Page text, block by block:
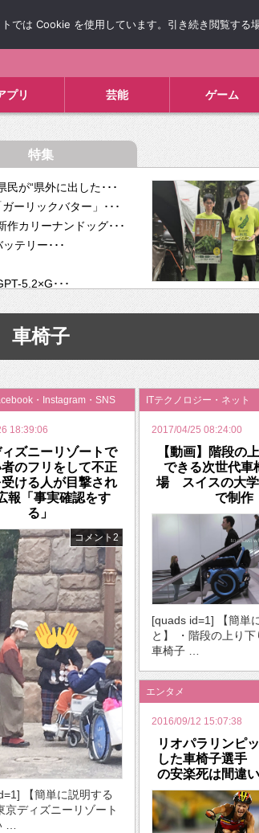
プリ 芸能 ゲーム
特集
民が“県外に出した･･･
ーリックバター」･･･
カリーナンドッグ･･･
テリー･･･
5.2×G･･･
･･･
”自分が今話し･･･
を渡す」 TE･･･
車椅子
・Instagram・SNS
18:39:06
ズニーリゾートで
のフリをして不正
ける人が目撃され
「事実確認をす
る」
コメント2
【簡単に説明する
京ディズニーリゾート
…
ITテクノロジー・ネット
2017/04/25 08:24:00
【動画】階段の
できる次世代車
場 スイスの大学
で制作
[quads id=1] 【簡単
と】 ・階段の上り下
車椅子 …
エンタメ
2016/09/12 15:07:38
リオパラリンピ
した車椅子選手
の安楽死は間違
では Cookie を使用しています。引き続き閲覧する